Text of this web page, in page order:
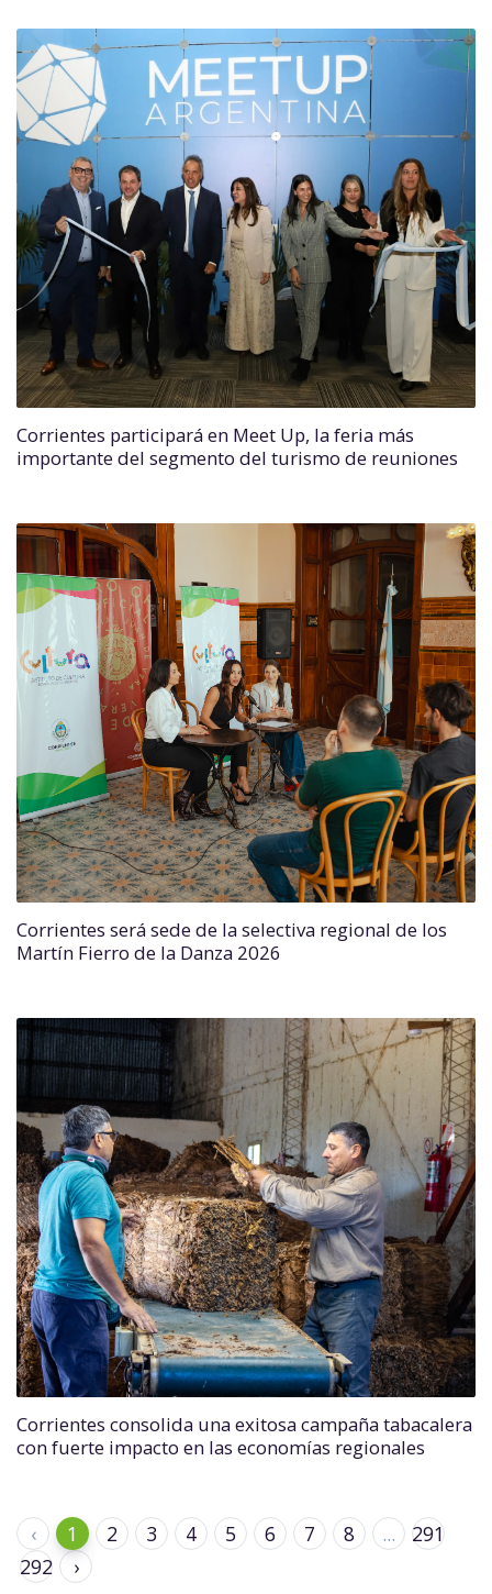
Corrientes participará en Meet Up, la feria más
importante del segmento del turismo de reuniones
Corrientes será sede de la selectiva regional de los
Martín Fierro de la Danza 2026
Corrientes consolida una exitosa campaña tabacalera
con fuerte impacto en las economías regionales
‹ 1 2 3 4 5 6 7 8 ...
291
292
›